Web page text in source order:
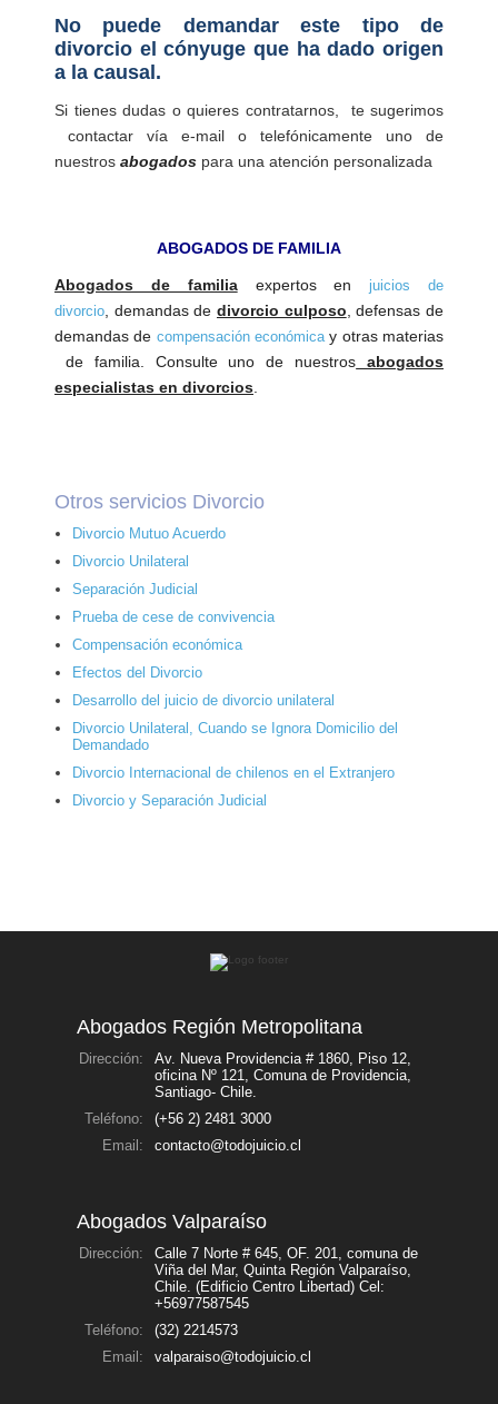
No puede demandar este tipo de
divorcio el cónyuge que ha dado origen
a la causal.
Si tienes dudas o quieres contratarnos, te sugerimos
contactar vía e-mail o telefónicamente uno de
nuestros abogados para una atención personalizada
ABOGADOS DE FAMILIA
Abogados de familia expertos en juicios de
divorcio , demandas de divorcio culposo , defensas de
demandas de compensación económicay otras materias
de familia. Consulte uno de nuestros
abogados
especialistas en divorcios
Otros servicios Divorcio
Divorcio Mutuo Acuerdo
Divorcio Unilateral
Separación Judicial
Prueba de cese de convivencia
Compensación económica
Efectos del Divorcio
Desarrollo del juicio de divorcio unilateral
Divorcio Unilateral, Cuando se Ignora Domicilio del
Demandado
Divorcio Internacional de chilenos en el Extranjero
Divorcio y Separación Judicial
Abogados Región Metropolitana
Dirección:
Av. Nueva Providencia # 1860, Piso 12,
oficina Nº 121, Comuna de Providencia,
Santiago- Chile.
Teléfono:
(+56 2) 2481 3000
Email:
contacto@todojuicio.cl
Abogados Valparaíso
Dirección:
Calle 7 Norte # 645, OF. 201, comuna de
Viña del Mar, Quinta Región Valparaíso,
Chile. (Edificio Centro Libertad) Cel:
+56977587545
Teléfono:
(32) 2214573
Email:
valparaiso@todojuicio.cl